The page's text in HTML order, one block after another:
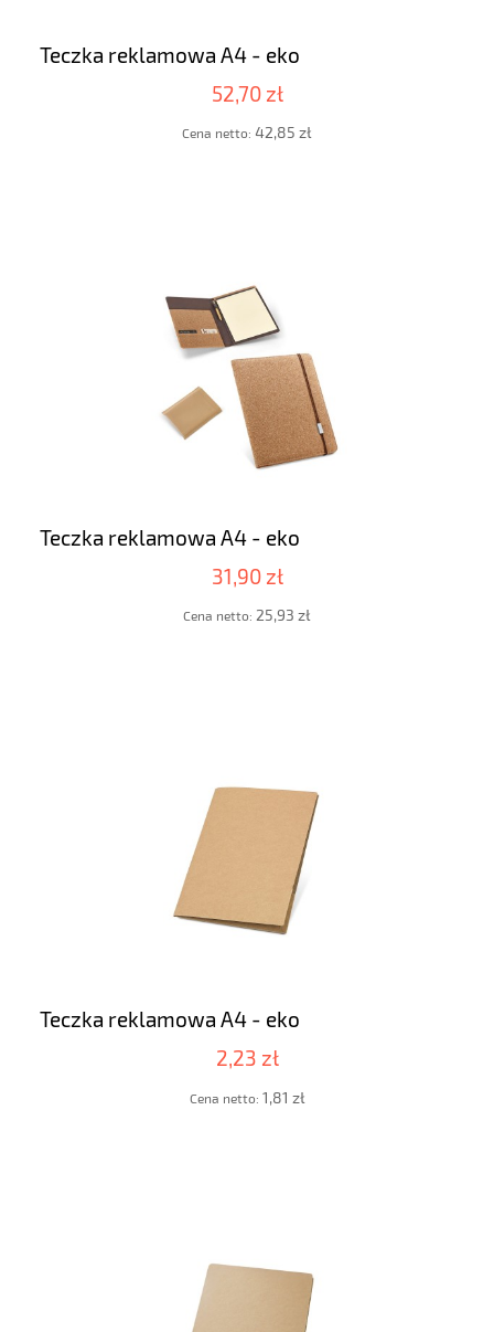
Teczka reklamowa A4 - eko
52,70 zł
Cena netto: 42,85 zł
Teczka reklamowa A4 - eko
31,90 zł
Cena netto: 25,93 zł
Teczka reklamowa A4 - eko
2,23 zł
Cena netto: 1,81 zł